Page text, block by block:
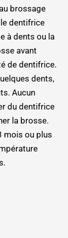
brossage
dentifrice
à dents ou la
avant
de dentifrice.
dents,
Aucun
du dentifrice
la brosse.
mois ou plus